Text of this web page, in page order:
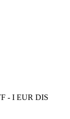
- I EUR DIS